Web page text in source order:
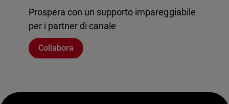
Prospera con un supporto impareggiabile
per i partner di canale
Collabora